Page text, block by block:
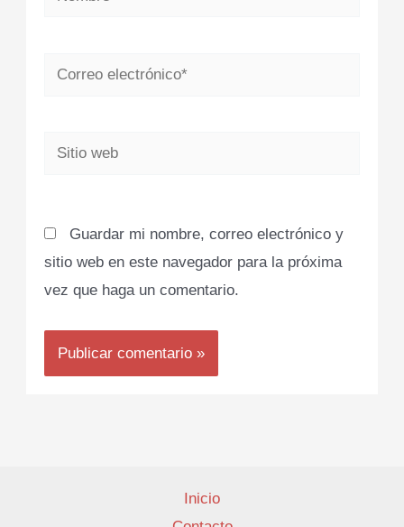
Correo
Sitio
Guardar mi nombre, correo electrónico y
sitio web en este navegador para la próxima
vez que haga un comentario.
Inicio